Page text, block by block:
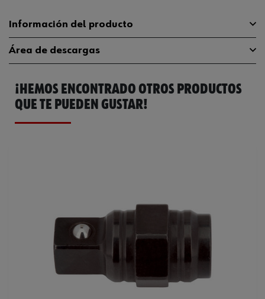
Información del producto
Tamaño de la punta 1/4 pulgada
Tamaño de la punta 2
Peso del producto (por artículo) 40.000 g
Área de descargas
Catálogo General 0703813001
¡HEMOS ENCONTRADO OTROS PRODUCTOS
QUE TE PUEDEN GUSTAR!